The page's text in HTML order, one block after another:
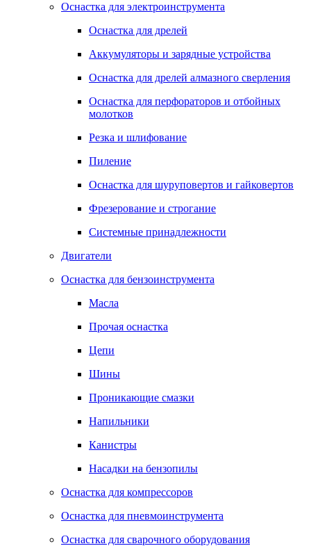
Оснастка для электроинструмента
Оснастка для дрелей
Аккумуляторы и зарядные устройства
Оснастка для дрелей алмазного сверления
Оснастка для перфораторов и отбойных
молотков
Резка и шлифование
Пиление
Оснастка для шуруповертов и гайковертов
Фрезерование и строгание
Системные принадлежности
Двигатели
Оснастка для бензоинструмента
Масла
Прочая оснастка
Цепи
Шины
Проникающие смазки
Напильники
Канистры
Насадки на бензопилы
Оснастка для компрессоров
Оснастка для пневмоинструмента
Оснастка для сварочного оборудования